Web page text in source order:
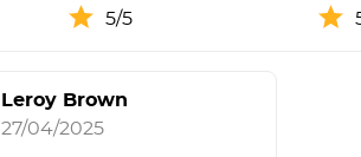
5/5
Leroy Brown
27/04/2025